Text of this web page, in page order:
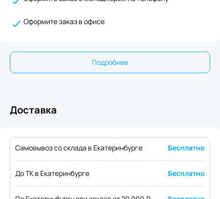
Оформите заказ в офисе
Подробнее
Доставка
Самовывоз со склада в Екатеринбурге Бесплатно
До ТК в Екатеринбурге Бесплатно